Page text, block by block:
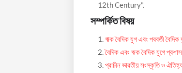
12th Century".
সম্পর্কিত বিষয়
ঋক বৈদিক যুগ এবং পরবর্তী বৈদিক
বৈদিক এবং ঋক বৈদিক যুগে
প্রাচীন ভারতীয় সংস্কৃতি ও